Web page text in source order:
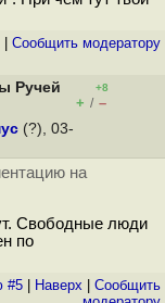
Cообщить модератору
Ручей
+8
+ / –
(?), 03-
на
Свободные люди
по
#5 Наверх
Cообщить